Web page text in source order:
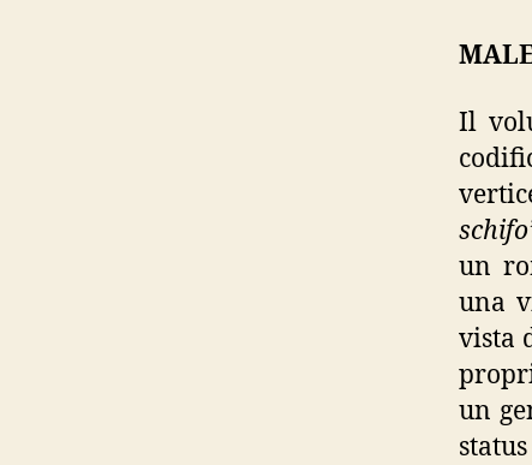
Il
un
una
vista
un